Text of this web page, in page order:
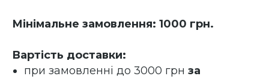
Мінімальне замовлення: 1000 грн.
Вартість доставки:
при замовленні до 3000 грн за